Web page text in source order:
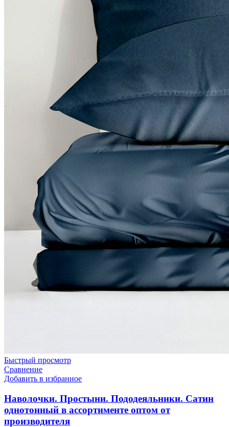
Быстрый просмотр
Сравнение
Добавить в избранное
Наволочки. Простыни. Пододеяльники. Сатин
однотонный в ассортименте оптом от
производителя